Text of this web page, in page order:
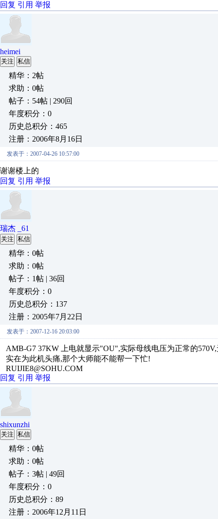
回复 引用 举报
heimei
关注 私信
精华：2帖
求助：0帖
帖子：54帖 | 290回
年度积分：0
历史总积分：465
注册：2006年8月16日
发表于：2007-04-26 10:57:00
谢谢楼上的
回复 引用 举报
瑞杰 _61
关注 私信
精华：0帖
求助：0帖
帖子：1帖 | 36回
年度积分：0
历史总积分：137
注册：2005年7月22日
发表于：2007-12-16 20:03:00
AMB-G7 37KW 上电就显示"OU",实际母线电压为正常的
实在为此机头痛,那个大师能不能帮一下忙!
RUIJIE8@SOHU.COM
回复 引用 举报
shixunzhi
关注 私信
精华：0帖
求助：0帖
帖子：3帖 | 49回
年度积分：0
历史总积分：89
注册：2006年12月11日